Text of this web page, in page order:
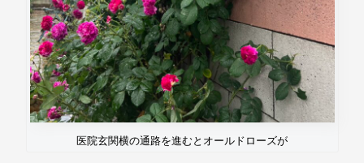
医院玄関横の通路を進むとオールドローズが